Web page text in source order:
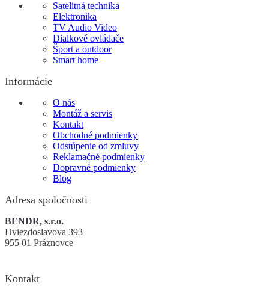
Satelitná technika
Elektronika
TV Audio Video
Dialkové ovládače
Šport a outdoor
Smart home
Informácie
O nás
Montáž a servis
Kontakt
Obchodné podmienky
Odstúpenie od zmluvy
Reklamačné podmienky
Dopravné podmienky
Blog
Adresa spoločnosti
BENDR, s.r.o.
Hviezdoslavova 393
955 01 Práznovce
Kontakt